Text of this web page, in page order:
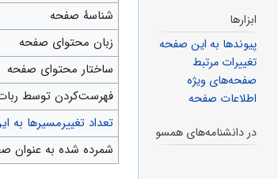
شناسهٔ صفحه
زبان محتوای صفحه
ساختار محتوای صفحه
‌فهرست‌کردن توسط
تعداد تغییرمسیرها به
شمرده شده به عنوان
ابزارها
پیوندها به این صفحه
تغییرات مرتبط
صفحه‌های ویژه
اطلاعات صفحه
در دانشنامه‌های همسو